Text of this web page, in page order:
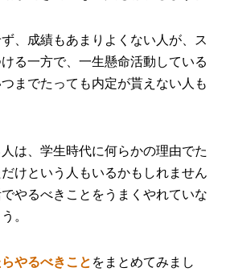
、成績もあまりよくない人が、ス
る一方で、一生懸命活動している
までたっても内定が貰えない人も
は、学生時代に何らかの理由でた
けという人もいるかもしれません
やるべきことをうまくやれていな
。
やるべきこと をまとめてみまし